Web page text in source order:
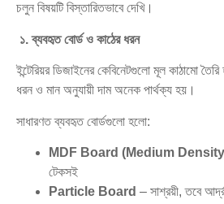
চলুন বিষয়টি বিস্তারিতভাবে দেখি।
১. ব্যবহৃত বোর্ড ও কাঠের ধরন
ইন্টেরিয়র ডিজাইনের কেবিনেটগুলো মূল কাঠামো
ধরন ও মান অনুযায়ী দাম অনেক পার্থক্য হয়।
সাধারণত ব্যবহৃত বোর্ডগুলো হলো:
MDF Board (Medium
টেকসই
Particle Board – সাশ্রয়ী, তবে